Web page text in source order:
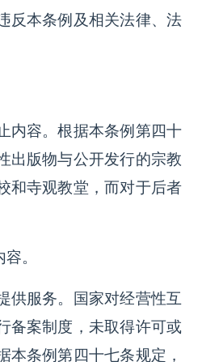
反本条例及相关法律、法
内容。根据本条例第四十
出版物与公开发行的宗教
和寺观教堂，而对于后者
。
供服务。国家对经营性互
备案制度，未取得许可或
条例第四十七条规定，